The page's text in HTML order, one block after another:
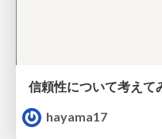
hayama17